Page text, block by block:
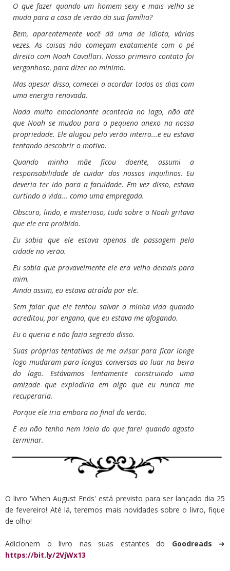
O que fazer quando um homem sexy e mais velho se
muda para a casa de verão da sua família?
Bem, aparentemente você dá uma de idiota, várias
vezes. As coisas não começam exatamente com o pé
direito com Noah Cavallari. Nosso primeiro contato foi
vergonhoso, para dizer no mínimo.
Mas apesar disso, comecei a acordar todos os dias com
uma energia renovada.
Nada muito emocionante acontecia no lago, não até
que Noah se mudou para o pequeno anexo na nossa
propriedade. Ele alugou pelo verão inteiro...e eu estava
tentando descobrir o motivo.
Quando minha mãe ficou doente, assumi a
responsabilidade de cuidar dos nossos inquilinos. Eu
deveria ter ido para a faculdade. Em vez disso, estava
curtindo a vida... como uma empregada.
Obscuro, lindo, e misterioso, tudo sobre o Noah gritava
que ele era proibido.
Eu sabia que ele estava apenas de passagem pela
cidade no verão.
Eu sabia que provavelmente ele era velho demais para
mim.
Ainda assim, eu estava atraída por ele.
Sem falar que ele tentou salvar a minha vida quando
acreditou, por engano, que eu estava me afogando.
Eu o queria e não fazia segredo disso.
Suas próprias tentativas de me avisar para ficar longe
logo mudaram para longas conversas ao luar na beira
do lago. Estávamos lentamente construindo uma
amizade que explodiria em algo que eu nunca me
recuperaria.
Porque ele iria embora no final do verão.
E eu não tenho nem ideia do que farei quando agosto
terminar.
O livro 'When August Ends' está previsto para ser lançado dia 25
de fevereiro! Até lá, teremos mais novidades sobre o livro, fique
de olho!
Adicionem o livro nas suas estantes do Goodreads ➜
https://bit.ly/2VjWx13